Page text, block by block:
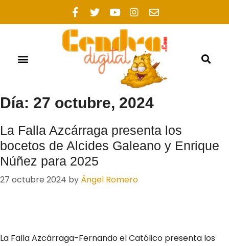
Día: 27 octubre, 2024
La Falla Azcárraga presenta los
bocetos de Alcides Galeano y Enrique
Núñez para 2025
27 octubre 2024 by Ángel Romero
La Falla Azcárraga-Fernando el Católico presenta los